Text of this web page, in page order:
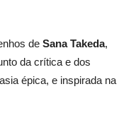
de Sana Takeda,
da crítica e dos
épica, e inspirada na